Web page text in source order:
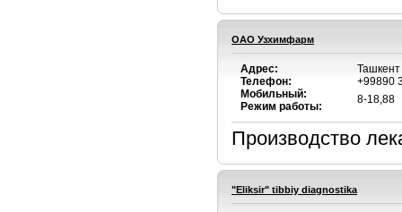
ОАО Узхимфарм
Адрес:
Телефон:
Мобильный:
Режим работы:
+99890
8-18,88
Производство
"Eliksir" tibbiy diagnostika